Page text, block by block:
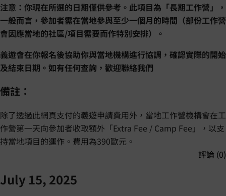
注意：你現在所選的日期僅供參考。此項目為「長期工作營」，
一般而言，參加者需在當地參與至少一個月的時間（部份工作營
會因應當地的社區/項目需要而作特別安排）。
義遊會在你報名後協助你與當地機構進行協調，確認實際的開始
及結束日期。如有任何查詢，歡迎聯絡我們
備註：
除了透過此網頁支付的義遊申請費用外，當地工作營機構會在工
作營第一天向參加者收取額外「Extra Fee / Camp Fee」，以支
持當地項目的運作。費用為390歐元。
評論 (0)
July 15, 2025